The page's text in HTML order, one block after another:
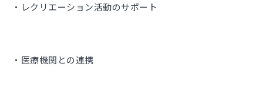
・レクリエーション活動のサポート
・医療機関との連携